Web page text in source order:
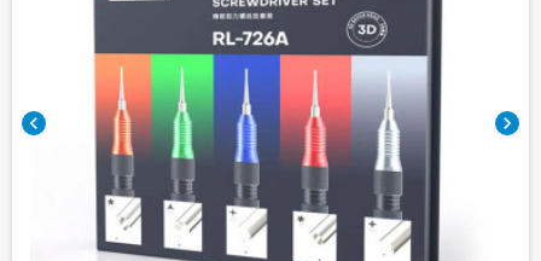
chevron_left chevron_right